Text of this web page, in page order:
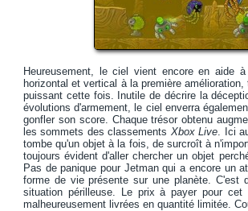
Heureusement, le ciel vient encore en aide
horizontal et vertical à la première
puissant cette fois. Inutile de décrire la
évolutions d'armement, le ciel enverra
gonfler son score. Chaque trésor obtenu
les sommets des classements Xbox Live. Ici
tombe qu'un objet à la fois, de surcroît à
toujours évident d'aller chercher un objet
Pas de panique pour Jetman qui a encore un
forme de vie présente sur une planète. C'est
situation périlleuse. Le prix à payer pour
malheureusement livrées en quantité limitée.